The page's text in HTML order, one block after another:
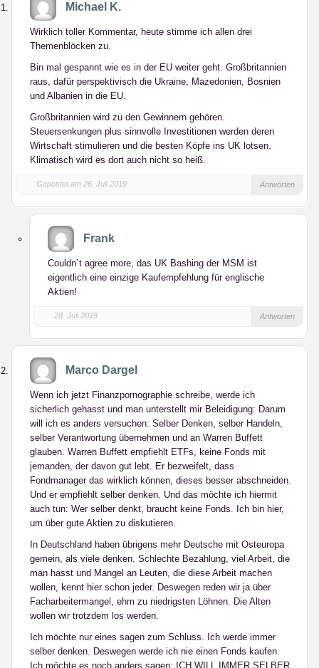
Michael K.
Wirklich toller Kommentar, heute stimme ich allen drei
Themenblöcken zu.
Bin mal gespannt wie es in der EU weiter geht. Großbritannien
raus, dafür perspektivisch die Ukraine, Mazedonien, Bosnien
und Albanien in die EU.
Großbritannien wird zu den Gewinnern gehören.
Steuersenkungen plus sinnvolle Investitionen werden deren
Wirtschaft stimulieren und die besten Köpfe ins UK lotsen.
Klimatisch wird es dort auch nicht so heiß.
Gepostet am 26. Juli 2019 Antworten
Frank
Couldn`t agree more, das UK Bashing der MSM ist
eigentlich eine einzige Kaufempfehlung für englische
Aktien!
28. Juli 2019 Antworten
Marco Dargel
Wenn ich jetzt Finanzpornographie schreibe, werde ich
sicherlich gehasst und man unterstellt mir Beleidigung: Darum
will ich es anders versuchen: Selber Denken, selber Handeln,
selber Verantwortung übernehmen und an Warren Buffett
glauben. Warren Buffett empfiehlt ETFs, keine Fonds mit
jemanden, der davon gut lebt. Er bezweifelt, dass
Fondmanager das wirklich können, dieses besser abschneiden.
Und er empfiehlt selber denken. Und das möchte ich hiermit
auch tun: Wer selber denkt, braucht keine Fonds. Ich bin hier,
um über gute Aktien zu diskutieren.
In Deutschland haben übrigens mehr Deutsche mit Osteuropa
gemein, als viele denken. Schlechte Bezahlung, viel Arbeit, die
man hasst und Mangel an Leuten, die diese Arbeit machen
wollen, kennt hier schon jeder. Deswegen reden wir ja über
Facharbeitermangel, ehm zu niedrigsten Löhnen. Die Alten
wollen wir trotzdem los werden.
Ich möchte nur eines sagen zum Schluss. Ich werde immer
selber denken. Deswegen werde ich nie einen Fonds kaufen.
Ich möchte es noch anders sagen: ICH WILL IMMER SELBER